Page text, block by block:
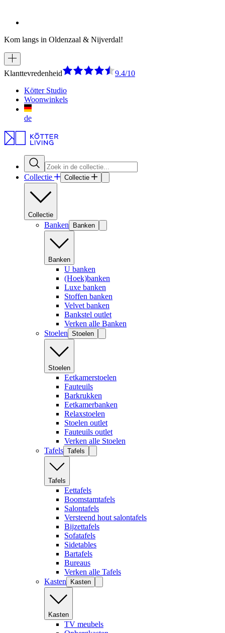
Kom langs in Oldenzaal & Nijverdal!
Klanttevredenheid
9.4/10
Kötter Studio
Woonwinkels
de
Collectie Collectie
Collectie
Banken Banken
Banken
U banken
(Hoek)banken
Luxe banken
Stoffen banken
Velvet banken
Bankstel outlet
Verken alle Banken
Stoelen Stoelen
Stoelen
Eetkamerstoelen
Fauteuils
Barkrukken
Eetkamerbanken
Relaxstoelen
Stoelen outlet
Fauteuils outlet
Verken alle Stoelen
Tafels Tafels
Tafels
Eettafels
Boomstamtafels
Salontafels
Versteend hout salontafels
Bijzettafels
Sofatafels
Sidetables
Bartafels
Bureaus
Verken alle Tafels
Kasten
Kasten
Kasten
TV meubels